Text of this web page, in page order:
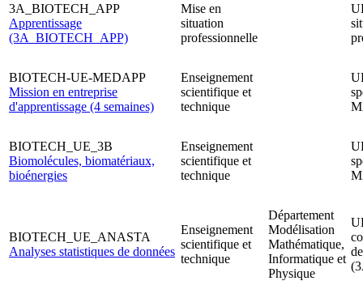
3A_BIOTECH_APP
Apprentissage
(3A_BIOTECH_APP)
Mise en
situation
professionnelle
BIOTECH-UE-MEDAPP
Mission en entreprise
d'apprentissage (4 semaines)
Enseignement
scientifique et
technique
BIOTECH_UE_3B
Biomolécules, biomatériaux,
bioénergies
Enseignement
scientifique et
technique
BIOTECH_UE_ANASTA
Analyses statistiques de données
Enseignement
scientifique et
technique
Département
Modélisation
Mathématique,
Informatique et
Physique